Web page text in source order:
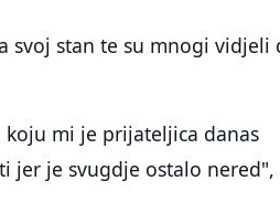
svoj stan te su mnogi vidjeli
mi je prijateljica danas
jer je svugdje ostalo nered",